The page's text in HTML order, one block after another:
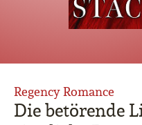
Die betörende
Regency Romance